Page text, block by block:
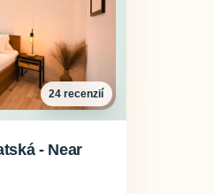
24 recenzií
- Near